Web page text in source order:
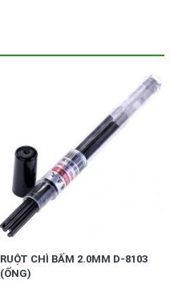
RUỘT CHÌ BẤM 2.0MM D-8103
(ỐNG)